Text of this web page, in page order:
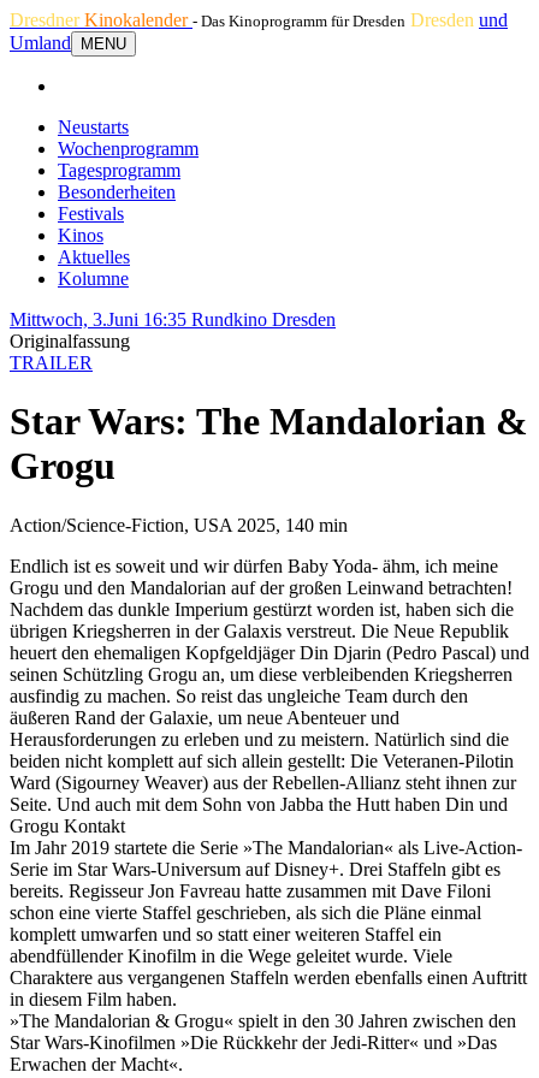
DresdnerKinokalender - Das Kinoprogramm für Dresden Dresden und
Umland
MENU
Neustarts
Wochenprogramm
Tagesprogramm
Besonderheiten
Festivals
Kinos
Aktuelles
Kolumne
Mittwoch, 3.Juni 16:35 Rundkino Dresden
Originalfassung
TRAILER
Star Wars: The Mandalorian &
Grogu
Action/Science-Fiction, USA 2025, 140 min
Endlich ist es soweit und wir dürfen Baby Yoda- ähm, ich meine
Grogu und den Mandalorian auf der großen Leinwand betrachten!
Nachdem das dunkle Imperium gestürzt worden ist, haben sich die
übrigen Kriegsherren in der Galaxis verstreut. Die Neue Republik
heuert den ehemaligen Kopfgeldjäger Din Djarin (Pedro Pascal) und
seinen Schützling Grogu an, um diese verbleibenden Kriegsherren
ausfindig zu machen. So reist das ungleiche Team durch den
äußeren Rand der Galaxie, um neue Abenteuer und
Herausforderungen zu erleben und zu meistern. Natürlich sind die
beiden nicht komplett auf sich allein gestellt: Die Veteranen-Pilotin
Ward (Sigourney Weaver) aus der Rebellen-Allianz steht ihnen zur
Seite. Und auch mit dem Sohn von Jabba the Hutt haben Din und
Grogu Kontakt
Im Jahr 2019 startete die Serie »The Mandalorian« als Live-Action-
Serie im Star Wars-Universum auf Disney+. Drei Staffeln gibt es
bereits. Regisseur Jon Favreau hatte zusammen mit Dave Filoni
schon eine vierte Staffel geschrieben, als sich die Pläne einmal
komplett umwarfen und so statt einer weiteren Staffel ein
abendfüllender Kinofilm in die Wege geleitet wurde. Viele
Charaktere aus vergangenen Staffeln werden ebenfalls einen Auftritt
in diesem Film haben.
»The Mandalorian & Grogu« spielt in den 30 Jahren zwischen den
Star Wars-Kinofilmen »Die Rückkehr der Jedi-Ritter« und »Das
Erwachen der Macht«.